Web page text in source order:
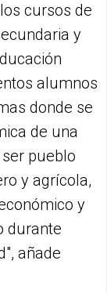
cursos de
y
alumnos
donde se
de una
pueblo
y agrícola,
y
durante
añade